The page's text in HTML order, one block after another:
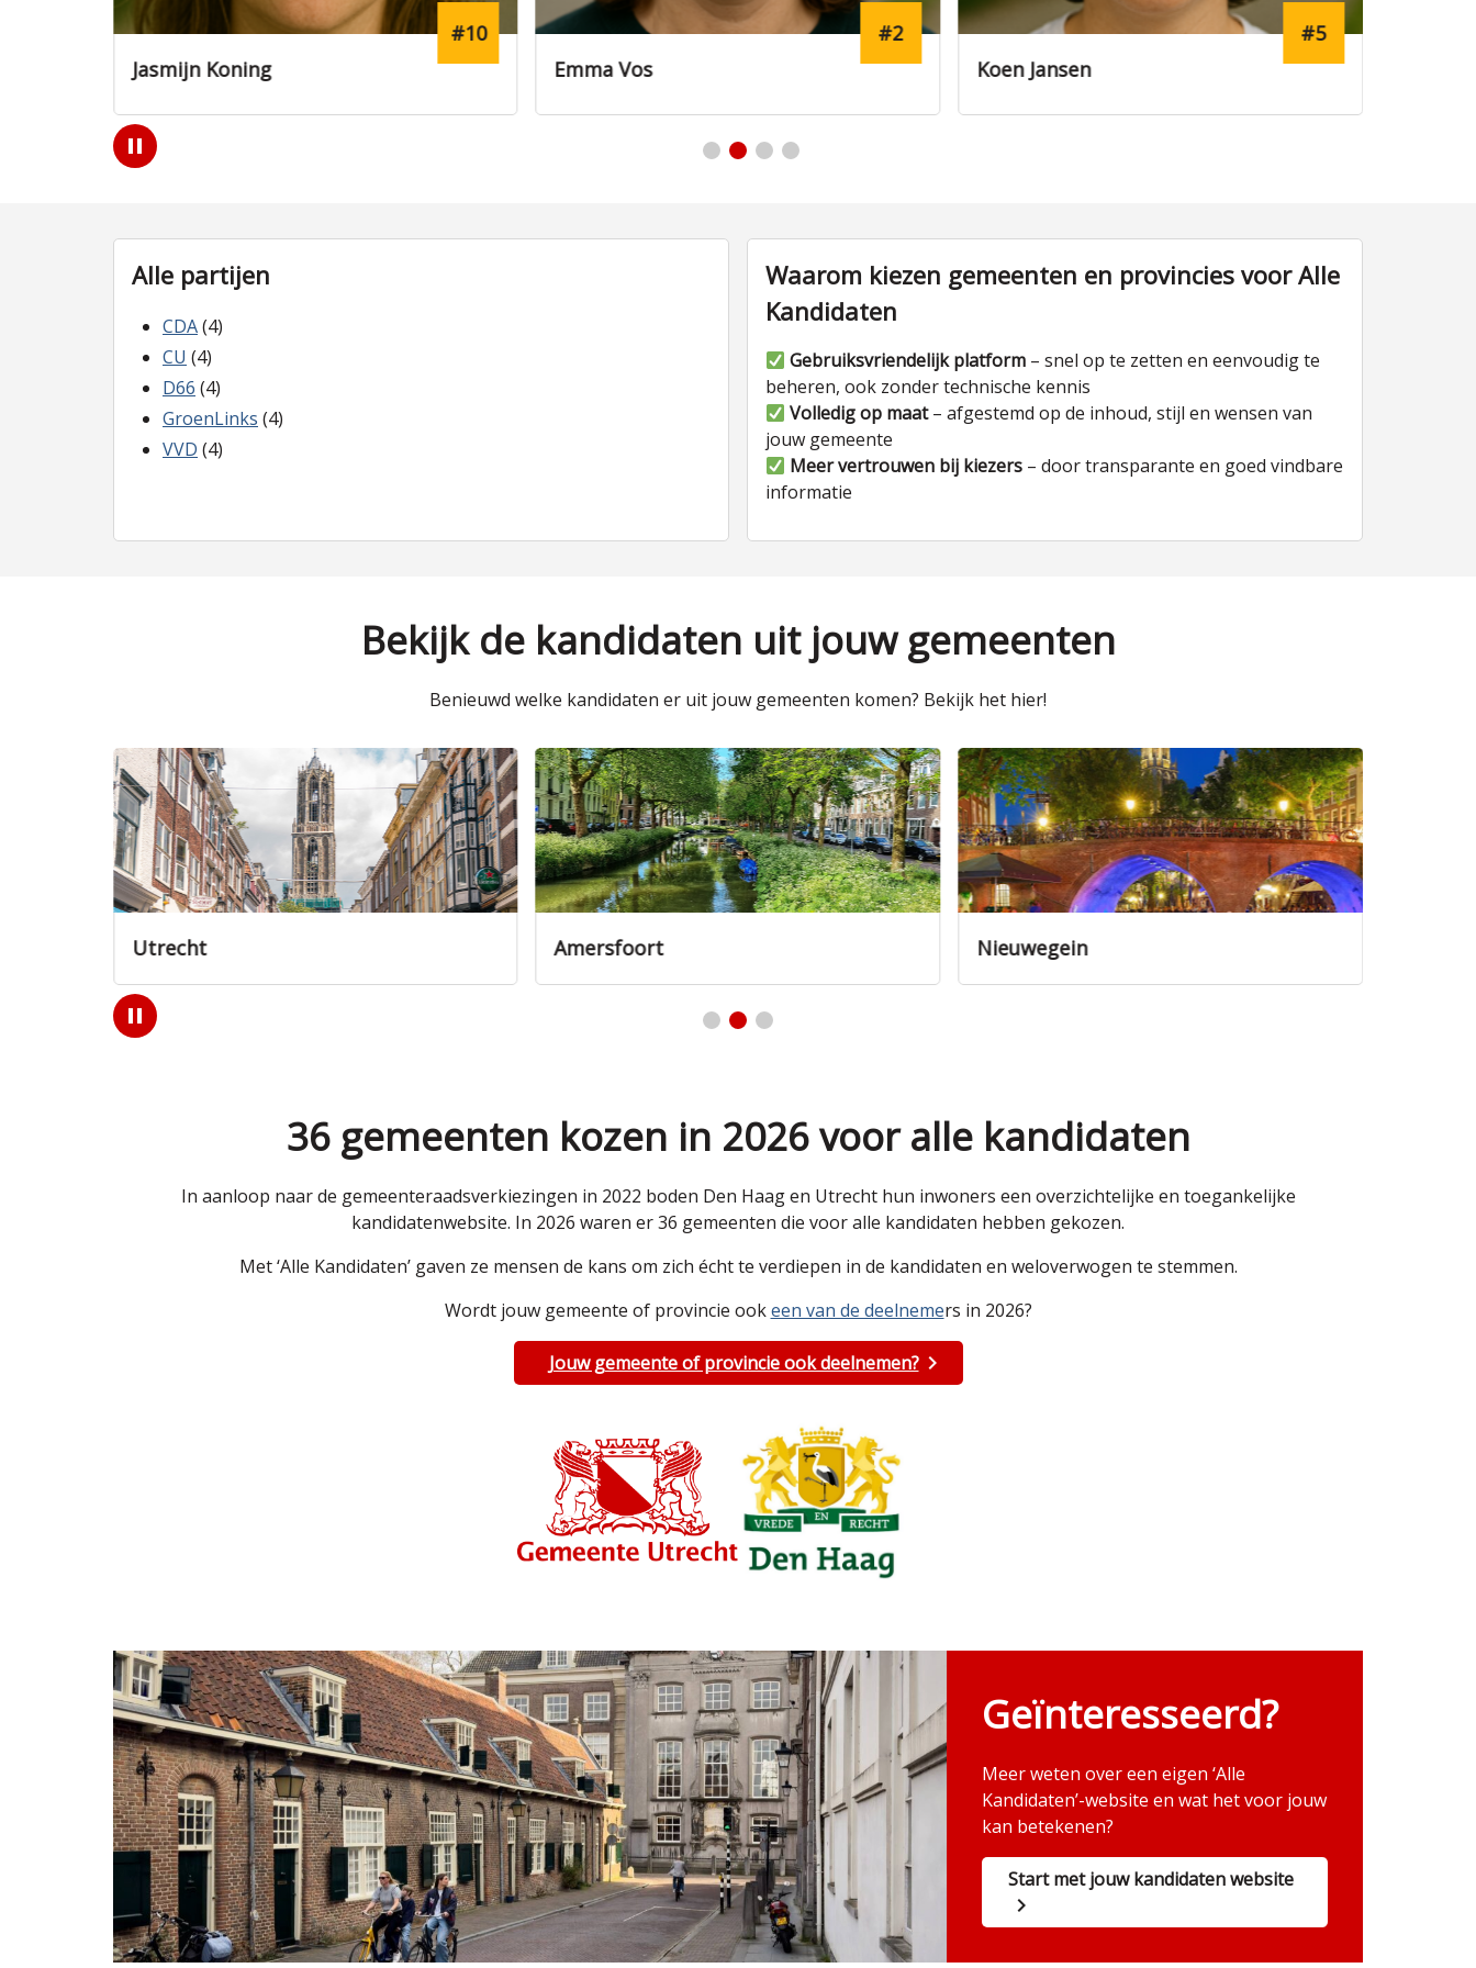
Emma Vos
#2
Koen Jansen
#5
Laura Dijkstra
#16
Play
/
Alle partijen
CDA(4)
CU (4)
D66 (4)
GroenLinks (4)
VVD (4)
Waarom kiezen gemeenten en provincies voor Alle
Kandidaten
Gebruiksvriendelijk platform – snel op te zetten en eenvoudig te
beheren, ook zonder technische kennis
Volledig op maat– afgestemd op de inhoud, stijl en wensen van
jouw gemeente
Meer vertrouwen bij kiezers – door transparante en goed vindbare
informatie
Bekijk de kandidaten uit jouw gemeenten
Benieuwd welke kandidaten er uit jouw gemeenten komen? Bekijk het hier!
Amersfoort Nieuwegein Veenendaal
Play
/
36 gemeenten kozen in 2026 voor alle kandidaten
In aanloop naar de gemeenteraadsverkiezingen in 2022 boden Den Haag en Utrecht hun inwoners een overzichtelijke en toegankelijke
kandidatenwebsite. In 2026 waren er 36 gemeenten die voor alle kandidaten hebben gekozen.
Met ‘Alle Kandidaten’ gaven ze mensen de kans om zich écht te verdiepen in de kandidaten en weloverwogen te stemmen.
Wordt jouw gemeente of provincie ookeen van de deelnemers in 2026?
Jouw gemeente of provincie ook deelnemen?
Geïnteresseerd?
Meer weten over een eigen ‘Alle
Kandidaten’-website en wat het voor jouw
kan betekenen?
Start met jouw kandidaten website